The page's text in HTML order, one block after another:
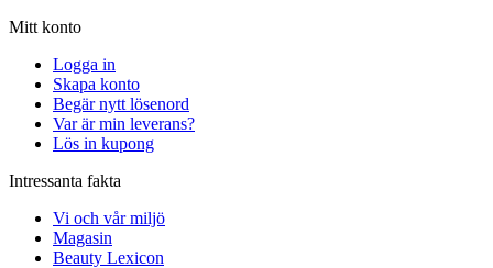
Mitt konto
Logga in
Skapa konto
Begär nytt lösenord
Var är min leverans?
Lös in kupong
Intressanta fakta
Vi och vår miljö
Magasin
Beauty Lexicon